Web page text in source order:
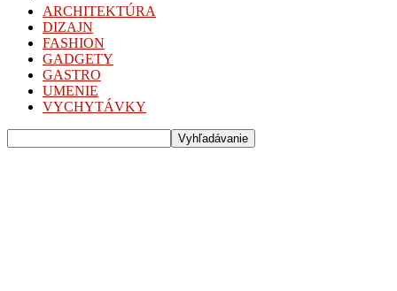
ARCHITEKTÚRA
DIZAJN
FASHION
GADGETY
GASTRO
UMENIE
VYCHYTÁVKY